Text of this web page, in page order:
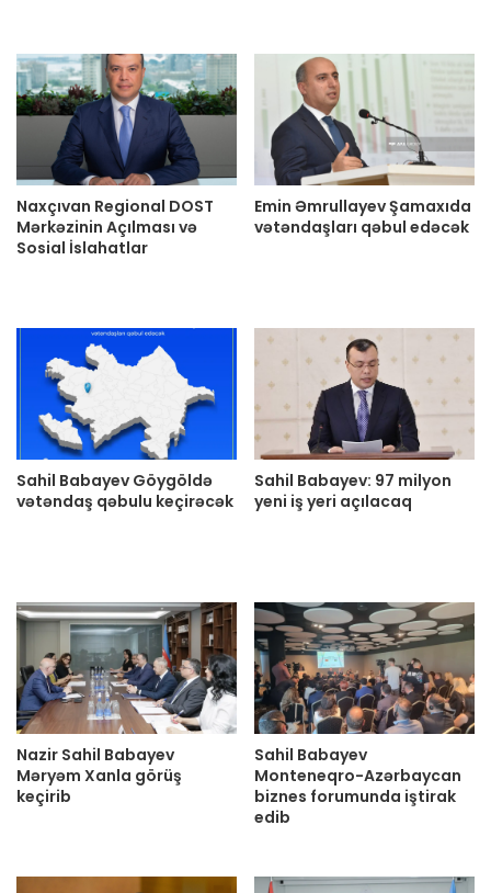
Naxçıvan Regional DOST
Mərkəzinin Açılması və
Sosial İslahatlar
Emin Əmrullayev Şamaxıda
vətəndaşları qəbul edəcək
Sahil Babayev Göygöldə
vətəndaş qəbulu keçirəcək
Sahil Babayev: 97 milyon
yeni iş yeri açılacaq
Nazir Sahil Babayev
Məryəm Xanla görüş
keçirib
Sahil Babayev
Monteneqro-Azərbaycan
biznes forumunda iştirak
edib